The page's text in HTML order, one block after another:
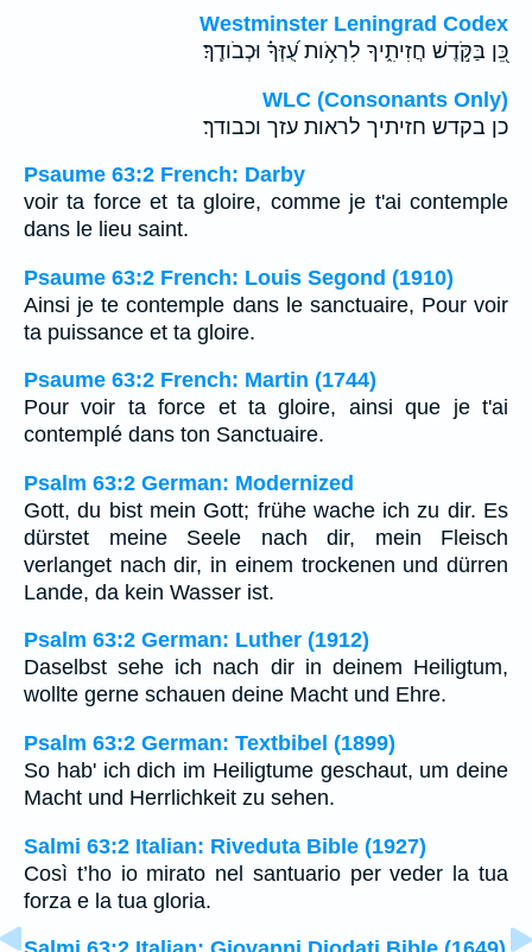
Westminster Leningrad Codex
כֵּ֭ן בַּקֹּ֣דֶשׁ חֲזִיתִ֑יךָ לִרְאֹ֥ות עֻ֝זְּךָ֗ וּכְבֹודֶֽךָ׃
WLC (Consonants Only)
כן בקדש חזיתיך לראות עזך וכבודך׃
Psaume 63:2 French: Darby
voir ta force et ta gloire, comme je t'ai contemple
dans le lieu saint.
Psaume 63:2 French: Louis Segond (1910)
Ainsi je te contemple dans le sanctuaire, Pour voir
ta puissance et ta gloire.
Psaume 63:2 French: Martin (1744)
Pour voir ta force et ta gloire, ainsi que je t'ai
contemplé dans ton Sanctuaire.
Psalm 63:2 German: Modernized
Gott, du bist mein Gott; frühe wache ich zu dir. Es
dürstet meine Seele nach dir, mein Fleisch
verlanget nach dir, in einem trockenen und dürren
Lande, da kein Wasser ist.
Psalm 63:2 German: Luther (1912)
Daselbst sehe ich nach dir in deinem Heiligtum,
wollte gerne schauen deine Macht und Ehre.
Psalm 63:2 German: Textbibel (1899)
So hab' ich dich im Heiligtume geschaut, um deine
Macht und Herrlichkeit zu sehen.
Salmi 63:2 Italian: Riveduta Bible (1927)
Così t’ho io mirato nel santuario per veder la tua
forza e la tua gloria.